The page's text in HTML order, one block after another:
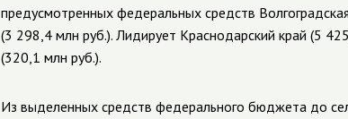
предусмотренных федеральных средств
(3 298,4 млн руб.). Лидирует Краснодарский край (5
(320,1 млн руб.).
Из выделенных средств федерального бюджета до